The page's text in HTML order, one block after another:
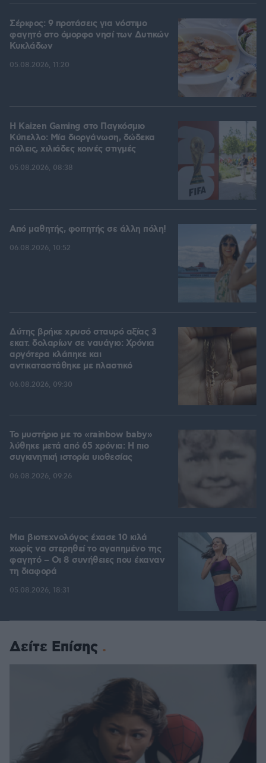
Σέριφος: 9 προτάσεις για νόστιμο
φαγητό στο όμορφο νησί των Δυτικών
Κυκλάδων
05.08.2026, 11:20
H Kaizen Gaming στο Παγκόσμιο
Kύπελλο: Μία διοργάνωση, δώδεκα
πόλεις, χιλιάδες κοινές στιγμές
05.08.2026, 08:38
Από μαθητής, φοιτητής σε άλλη πόλη!
06.08.2026, 10:52
Δύτης βρήκε χρυσό σταυρό αξίας 3
εκατ. δολαρίων σε ναυάγιο: Χρόνια
αργότερα κλάπηκε και
αντικαταστάθηκε με πλαστικό
06.08.2026, 09:30
Το μυστήριο με το «rainbow baby»
λύθηκε μετά από 65 χρόνια: Η πιο
συγκινητική ιστορία υιοθεσίας
06.08.2026, 09:26
Μια βιοτεχνολόγος έχασε 10 κιλά
χωρίς να στερηθεί το αγαπημένο της
φαγητό – Οι 8 συνήθειες που έκαναν
τη διαφορά
05.08.2026, 18:31
Δείτε Επίσης